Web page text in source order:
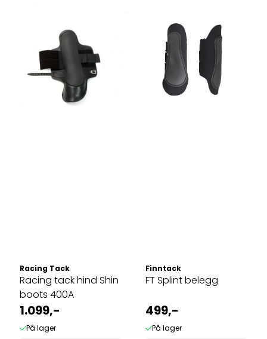
Racing Tack
Racing tack hind Shin
boots 400A
1.099,-
På lager
Finntack
FT Splint belegg
499,-
På lager